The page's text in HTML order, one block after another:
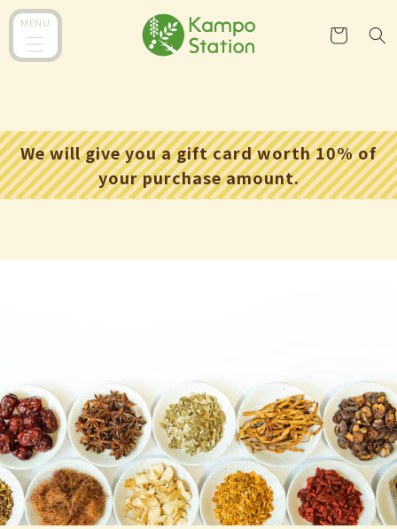
跳至內
容
MENU
物
We will give you a gift card worth 10% of
your purchase amount.